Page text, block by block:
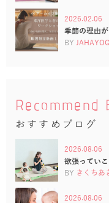
2026.02.06
季節の理由
BY
Recommend
おすすめブログ
2026.08.06
欲張ってい
BY きくちあ
2026.08.06